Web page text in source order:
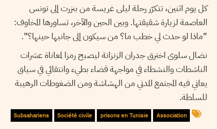
كل يوم اثنين، تتكرّر رحلة ليلى غريسة من بنزرت إلى تونس
العاصمة لزيارة شقيقتها. وبين الحين والآخر، تساورها المخاوف:
”ماذا لو حدث لي خطب ما؟ من سيكون إلى جانبها حينها؟”.
نضال سلوى اخترق جدران الزنزانة ليصبح رمزا لمعاناة عشرات
الناشطات والنشطاء في مواجهة قضاء بطيء وانتقائي في سياق
يعاني فيه المجتمع المدني من الهشاشة ومن الضغوطات الرهيبة
للسلطة.
Association
prisons en Tunisie
Société civile
Subsahariens